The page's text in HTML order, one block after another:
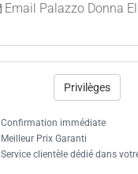
Email Palazzo Donna
Privilèges
Confirmation immédiate
Meilleur Prix Garanti
Service clientèle dédié dans